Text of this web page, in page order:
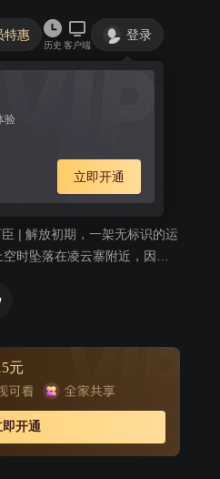
特惠
历史 客户端
登录
验
立即开通
反特剧
| 解放初期，一架无标识的运
时坠落在凌云寨附近，因机
军负责调查该事件。凌云寨
刚得到了当地百姓的大力协
件，遏制了国民党残余势力
力，赢得了苗疆圣女杨阿英
元
即开通